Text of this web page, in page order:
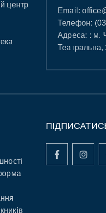
центр
Email:
Телефон:
Адреса: : м.
Театральна,